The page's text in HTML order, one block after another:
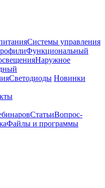
Системы управления
Функциональный
Наружное
Светодиоды Новинки
СтатьиВопрос-
Файлы и программы